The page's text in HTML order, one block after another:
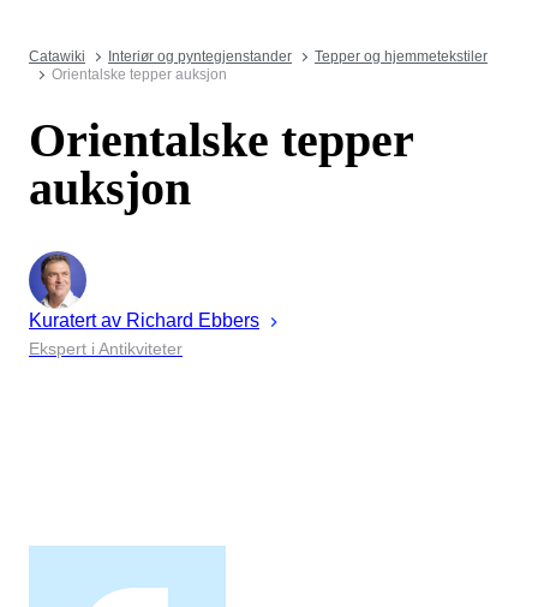
Catawiki Interiør og pyntegjenstander
Tepper og hjemmetekstiler
Orientalske tepper auksjon
Orientalske tepper
auksjon
Kuratert av Richard Ebbers
Ekspert i Antikviteter